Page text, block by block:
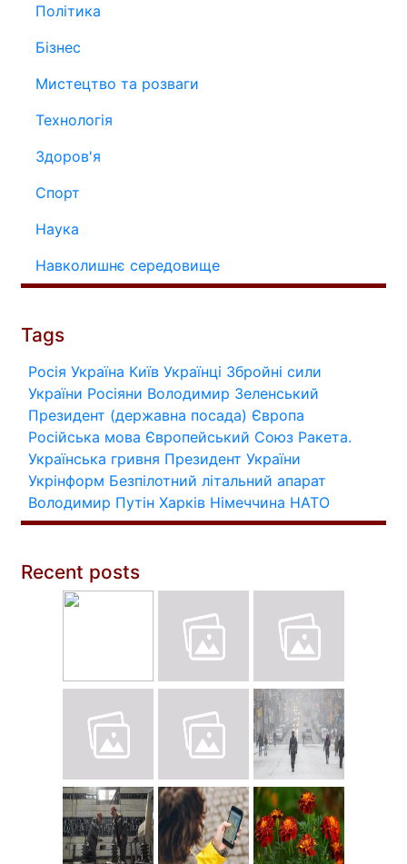
Політика
Бізнес
Мистецтво та розваги
Технологія
Здоров'я
Спорт
Наука
Навколишнє середовище
Tags
Росія Україна Київ Українці Збройні сили
України Росіяни Володимир Зеленський
Президент (державна посада) Європа
Російська мова Європейський Союз Ракета.
Українська гривня Президент України
Укрінформ Безпілотний літальний апарат
Володимир Путін Харків Німеччина НАТО
Recent posts